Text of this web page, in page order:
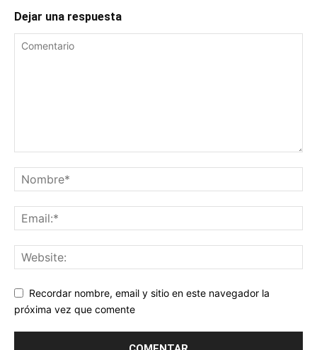
Dejar una respuesta
Recordar nombre, email y sitio en este navegador la
próxima vez que comente